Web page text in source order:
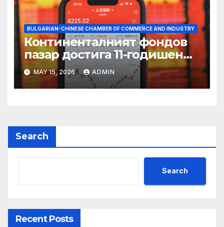
BULGARIAN-CHINESE CHAMBER OF COMMERCE AND INDUSTRY
Континенталният фондов
пазар достига 11-годишен
връх
MAY 15, 2026 ADMIN
Search
Search
Recent Posts